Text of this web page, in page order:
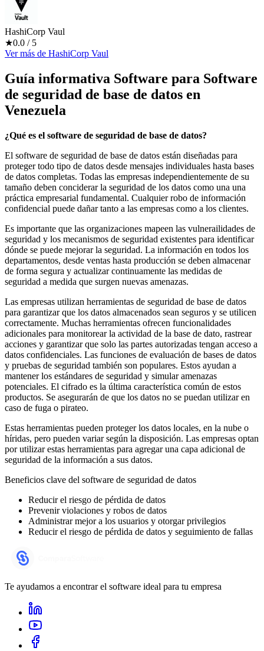
HashiCorp Vaul
★0.0 / 5
Ver más de HashiCorp Vaul
Guía informativa Software para Software
de seguridad de base de datos en
Venezuela
¿Qué es el software de seguridad de base de datos?
El software de seguridad de base de datos están diseñadas para
proteger todo tipo de datos desde mensajes individuales hasta bases
de datos completas. Todas las empresas independientemente de su
tamaño deben conciderar la seguridad de los datos como una una
práctica empresarial fundamental. Cualquier robo de información
confidencial puede dañar tanto a las empresas como a los clientes.
Es importante que las organizaciones mapeen las vulnerailidades de
seguridad y los mecanismos de seguridad existentes para identificar
dónde se puede mejorar la seguridad. La información en todos los
departamentos, desde ventas hasta producción se deben almacenar
de forma segura y actualizar continuamente las medidas de
seguridad a medida que surgen nuevas amenazas.
Las empresas utilizan herramientas de seguridad de base de datos
para garantizar que los datos almacenados sean seguros y se utilicen
correctamente. Muchas herramientas ofrecen funcionalidades
adicionales para monitorear la actividad de la base de dato, rastrear
acciones y garantizar que solo las partes autorizadas tengan acceso a
datos confidenciales. Las funciones de evaluación de bases de datos
y pruebas de seguridad también son populares. Estos ayudan a
mantener los estándares de seguridad y simular amenazas
potenciales. El cifrado es la última característica común de estos
productos. Se asegurarán de que los datos no se puedan utilizar en
caso de fuga o pirateo.
Estas herramientas pueden proteger los datos locales, en la nube o
híridas, pero pueden variar según la disposición. Las empresas optan
por utilizar estas herramientas para agregar una capa adicional de
seguridad de la información a sus datos.
Beneficios clave del software de seguridad de datos
Reducir el riesgo de pérdida de datos
Prevenir violaciones y robos de datos
Administrar mejor a los usuarios y otorgar privilegios
Reducir el riesgo de pérdida de datos y seguimiento de fallas
Te ayudamos a encontrar el software ideal para tu empresa